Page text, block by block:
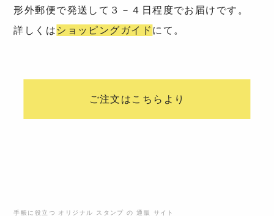
形外郵便で発送して３－４日程度でお届けです。
詳しくは ショッピングガイド にて。
ご注文はこちらより
手帳に役立つ オリジナル スタンプ の 通販 サイト